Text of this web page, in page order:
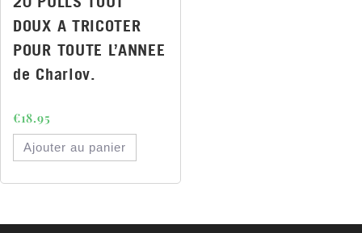
DOUX A TRICOTER
POUR TOUTE L’ANNEE
de Charlov.
€18.95
Ajouter au panier